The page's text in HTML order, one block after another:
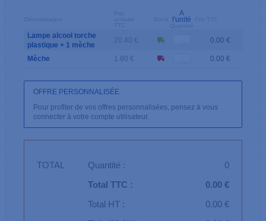
A
l'unité
Lampe alcool torche
plastique + 1 mèche
20.40 € 0.00 €
Mèche 1.80 € 0.00 €
OFFRE PERSONNALISÉE
Pour profiter de vos offres personnalisées, pensez à vous
connecter à votre compte utilisateur.
TOTAL Quantité :
0
Total TTC :
0.00 €
Total HT :
0.00 €